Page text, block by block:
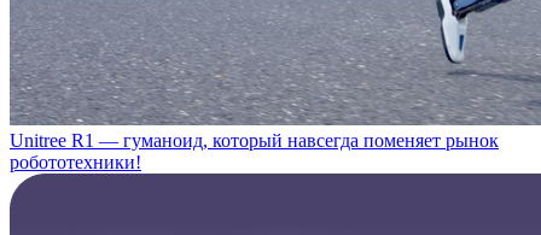
Unitree R1 — гуманоид, который навсегда поменяет рынок
робототехники!